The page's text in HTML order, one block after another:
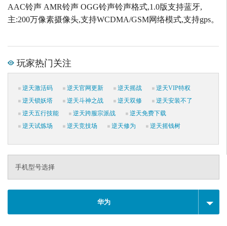
AAC铃声 AMR铃声 OGG铃声铃声格式,1.0版支持蓝牙,
主:200万像素摄像头,支持WCDMA/GSM网络模式,支持gps。
玩家热门关注
逆天激活码 逆天官网更新 逆天摇战
逆天VIP特权
逆天锁妖塔
逆天斗神之战 逆天双修
逆天安装不了
逆天五行技能
逆天跨服宗派战
逆天免费下载
逆天试炼场
逆天竞技场 逆天修为 逆天摇钱树
手机型号选择
华为